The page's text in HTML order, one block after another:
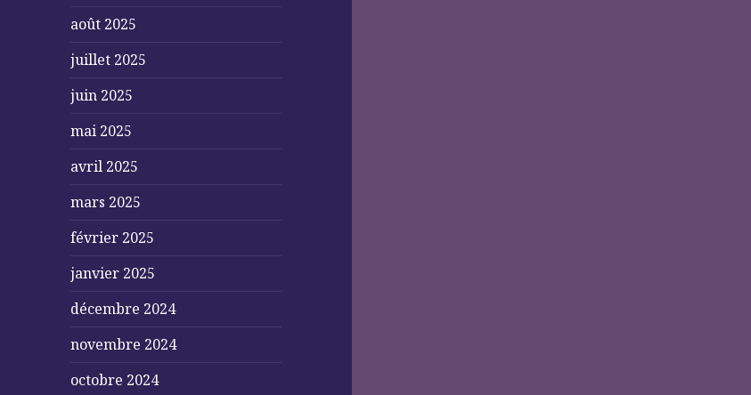
août 2025
juillet 2025
juin 2025
mai 2025
avril 2025
mars 2025
février 2025
janvier 2025
décembre 2024
novembre 2024
octobre 2024